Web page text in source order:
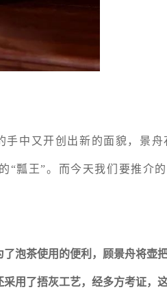
中又开创出新的面貌，景舟
“瓢王”。而今天我们要推介
泡茶使用的便利，顾景舟将壶
用了捂灰工艺，经多方考证，